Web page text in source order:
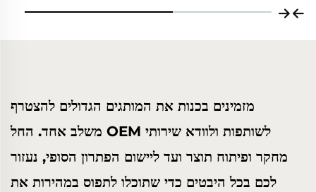
מזמינים בכנות את המותגים הגדולים להצטרף
לשותפות ולוודא שירותי OEM משלב אחד. החל
מחקר ופיתוח תוצר ועד ליישום הפתרון הסופי, נעזור
לכם בכל היבטים כדי שתוכלו לתפוס במהירות את